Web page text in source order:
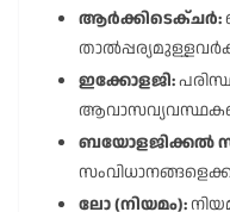
ആർക്കിടെക്ചർ:
ഇക്കോളജി:
ബയോളജിക്കൽ
ലോ (നിയമം):